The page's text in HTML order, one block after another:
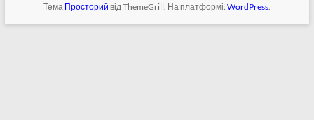
Тема Просторий від ThemeGrill. На платформі: WordPress.